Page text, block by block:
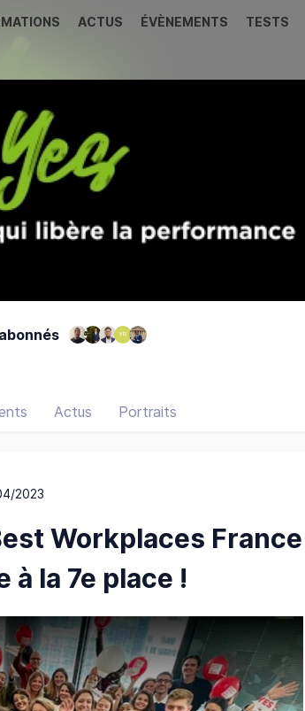
ACTUS ÉVÈNEMENTS TESTS
YR
Actus Portraits
2023
Workplaces France
la 7e place !